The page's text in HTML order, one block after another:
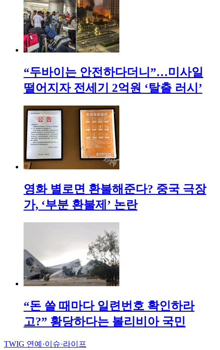
“두바이는 안전하다더니”…미사일
떨어지자 전세기 2억원 ‘탈출 러시’
영화 별로면 환불해준다? 중국 극장
가, ‘부분 환불제’ 논란
“돈 쓸 때마다 일련번호 확인하라
고?” 황당하다는 볼리비아 국민
TWIG 연예·이슈·라이프